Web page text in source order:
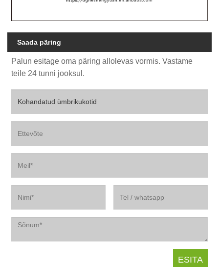
Saada päring
Palun esitage oma päring allolevas vormis. Vastame
teile 24 tunni jooksul.